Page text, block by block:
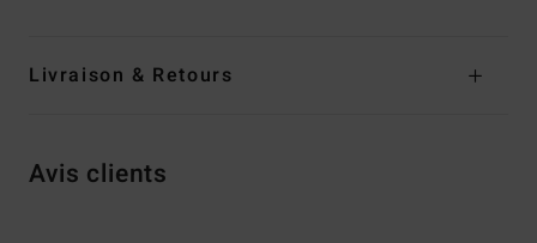
Livraison & Retours
Avis clients